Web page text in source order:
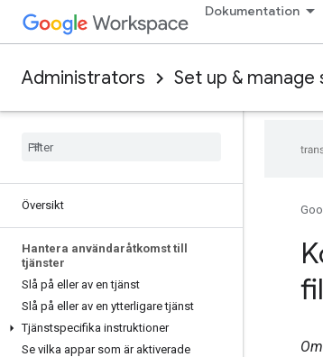
Dokumentation
Administrators Set up & manage
Översikt
Hantera användaråtkomst till
tjänster
Slå på eller av en tjänst
Slå på eller av en ytterligare tjänst
Tjänstspecifika instruktioner
Se vilka appar som är aktiverade